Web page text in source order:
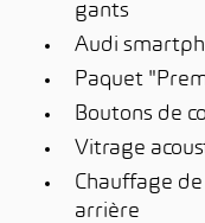
gants
Audi
Paquet
Boutons de
Vitrage
Chauffage
arrière